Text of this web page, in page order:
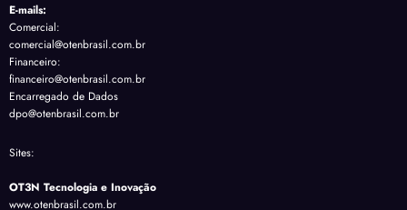
E-mails:
Comercial:
comercial@otenbrasil.com.br
Financeiro:
financeiro@otenbrasil.com.br
Encarregado de Dados
dpo@otenbrasil.com.br
Sites:
OT3N Tecnologia e Inovação
www.otenbrasil.com.br